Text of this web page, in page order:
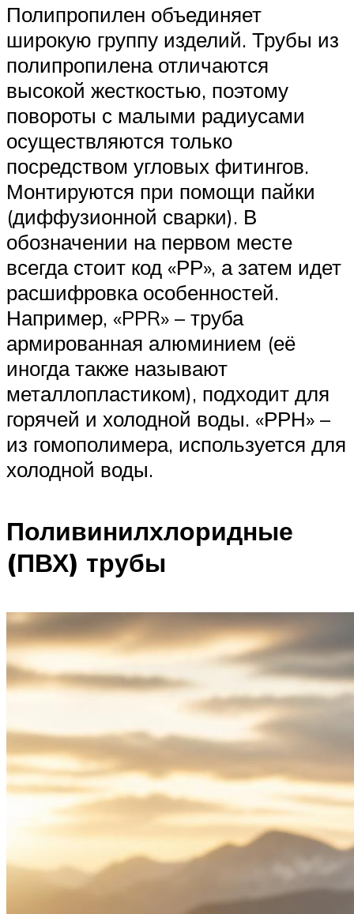
Полипропилен объединяет
широкую группу изделий. Трубы из
полипропилена отличаются
высокой жесткостью, поэтому
повороты с малыми радиусами
осуществляются только
посредством угловых фитингов.
Монтируются при помощи пайки
(диффузионной сварки). В
обозначении на первом месте
всегда стоит код «РР», а затем идет
расшифровка особенностей.
Например, «PPR» – труба
армированная алюминием (её
иногда также называют
металлопластиком), подходит для
горячей и холодной воды. «РРН» –
из гомополимера, используется для
холодной воды.
Поливинилхлоридные
(ПВХ) трубы